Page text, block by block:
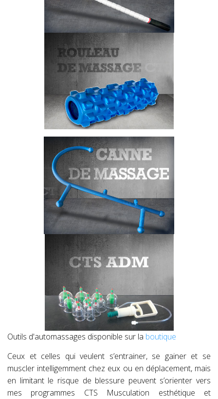
Outils d'automassages disponible sur la boutique
Ceux et celles qui veulent s’entrainer, se gainer et se
muscler intelligemment chez eux ou en déplacement, mais
en limitant le risque de blessure peuvent s’orienter vers
mes programmes CTS Musculation esthétique et